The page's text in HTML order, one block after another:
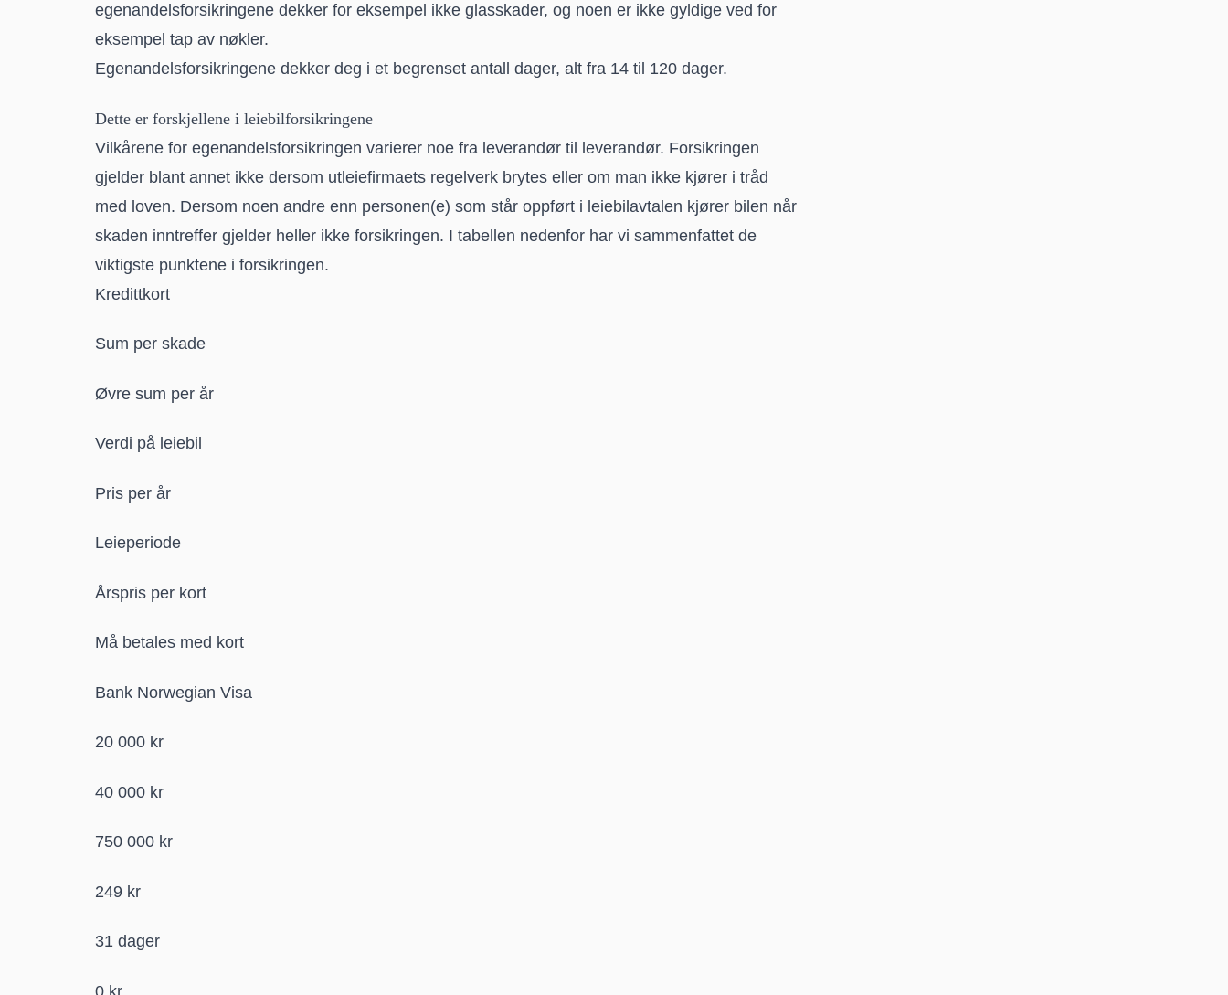
egenandelsforsikringene dekker for eksempel ikke glasskader, og noen er ikke gyldige ved for
eksempel tap av nøkler.
Egenandelsforsikringene dekker deg i et begrenset antall dager, alt fra 14 til 120 dager.
Dette er forskjellene i leiebil­forsikringene
Vilkårene for egenandelsforsikringen varierer noe fra leverandør til leverandør. Forsikringen
gjelder blant annet ikke dersom utleiefirmaets regelverk brytes eller om man ikke kjører i tråd
med loven. Dersom noen andre enn personen(e) som står oppført i leiebilavtalen kjører bilen når
skaden inntreffer gjelder heller ikke forsikringen. I tabellen nedenfor har vi sammenfattet de
viktigste punktene i forsikringen.
Kreditt­kort
Sum per skade
Øvre sum per år
Verdi på leiebil
Pris per år
Leie­periode
Årspris per kort
Må betales med kort
Bank Norwegian Visa
20 000 kr
40 000 kr
750 000 kr
249 kr
31 dager
0 kr